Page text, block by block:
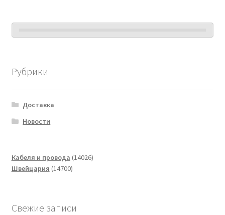
Рубрики
Доставка
Новости
Кабеля и провода 1402614026
Швейцария 1470014700
Свежие записи